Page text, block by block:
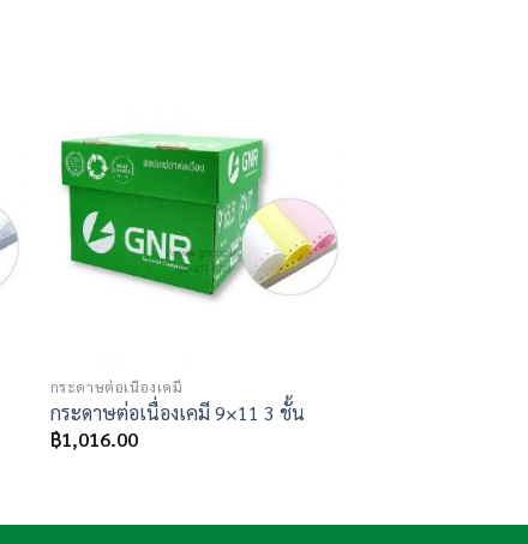
wishlist
กระดาษต่อเนื่องเคมี
กระดาษต่อเนื่องเคมี 9×11 3 ชั้น
฿1,016.00